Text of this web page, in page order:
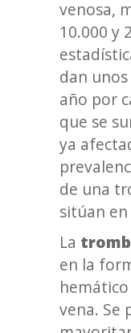
venosa,
10.000 y
dan unos
año por
que se
ya
de una
sitúan
La
en la
vena. Se